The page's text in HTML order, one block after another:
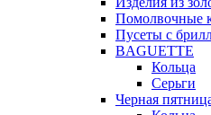
Помолвочные
Пусеты с
BAGUETTE
Кольца
Серьги
Черная